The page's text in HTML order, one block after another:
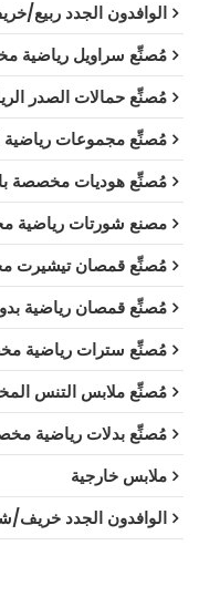
الوافدون الجدد ربيع/خريف
مُصنِّع سراويل رياضية
مُصنِّع حمالات الصدر
مُصنِّع مجموعات
مُصنِّع هوديات مخصصة
مصنع شورتات رياضية
مُصنِّع قمصان تيشيرت
مُصنِّع قمصان رياضية
مُصنِّع سترات رياضية
مُصنِّع ملابس التنس
مُصنِّع بدلات رياضية
ملابس خارجية
الوافدون الجدد خريف/شتاء